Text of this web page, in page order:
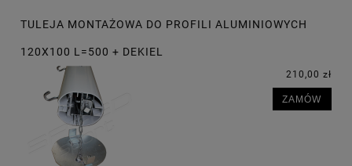
TULEJA MONTAŻOWA DO PROFILI ALUMINIOWYCH
120X100 L=500 + DEKIEL
210,00 zł
ZAMÓW